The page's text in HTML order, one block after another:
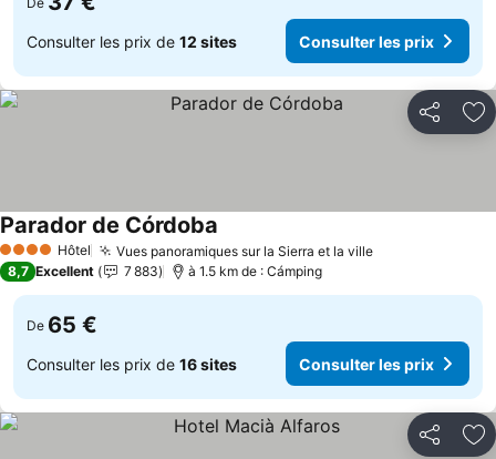
Consulter les prix de 12 sites Consulter les prix
Partager
4 Étoiles Hôtel Vues panoramiques sur la Sierra et la ville
Parador de Córdoba
8,7 Excellent 7 883 à 1.5 km de : Cámping
De 65 €
Consulter les prix de 16 sites Consulter les prix
Partager